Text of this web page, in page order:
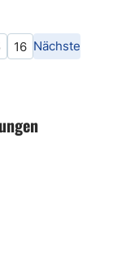
16 Nächste